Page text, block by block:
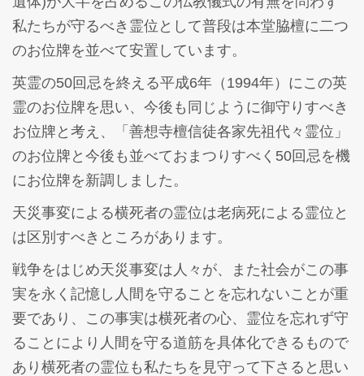
私たちが守るべき霊位として普段は本堂脇檀に二つ
のお位牌を並べて安置しています。
英霊の50回忌を終える平成6年（1994年）にこの英
霊のお位牌を思い、今後も同じように御守りすべき
お位牌と考え、「善想寺檀信徒各家先祖代々霊位」
のお位牌と今後も並べておまつりすべく50回忌を機
にお位牌を新調しました。
天災事変による横死者の霊位は老病死による霊位と
は区別すべきところがあります。
戦争をはじめ天災事変は人々が、また社会がこの事
実を永く記憶し人間を守ることを忘れないことが重
要であり、この事実は横死者の心、霊位を忘れず守
ることにより人間を守る道筋を具体化できるもので
あり横死者の霊位も私たちを見守って下さると思い